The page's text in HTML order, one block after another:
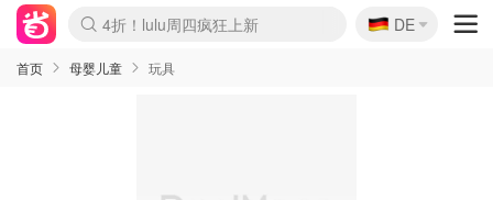
Boticinal 夏促开抢！
4折！lulu周四疯狂上新
还没结束！&OtherStories大促
Joybuy变相75折 随时失效
速领！Stanley独家85折
疑似霸哥！Camper额外叠85折
Zalando 奥莱闪促！每日更新
Moncler反季囤！5折起+叠9折
Coach Brooklyn仅€192
🇩🇪
DE
首页 母婴儿童 玩具